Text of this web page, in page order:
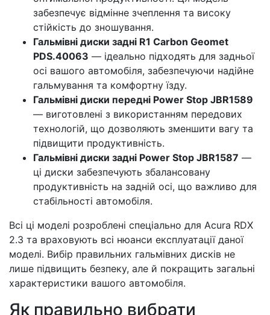
забезпечує відмінне зчеплення та високу
стійкість до зношування.
Гальмівні диски задні R1 Carbon Geomet
PDS.40063 — ідеально підходять для задньої
осі вашого автомобіля, забезпечуючи надійне
гальмування та комфортну їзду.
Гальмівні диски передні Power Stop JBR1589
— виготовлені з використанням передових
технологій, що дозволяють зменшити вагу та
підвищити продуктивність.
Гальмівні диски задні Power Stop JBR1587 —
ці диски забезпечують збалансовану
продуктивність на задній осі, що важливо для
стабільності автомобіля.
Всі ці моделі розроблені спеціально для Acura RDX
2.3 та враховують всі нюанси експлуатації даної
моделі. Вибір правильних гальмівних дисків не
лише підвищить безпеку, але й покращить загальні
характеристики вашого автомобіля.
Як правильно вибрати